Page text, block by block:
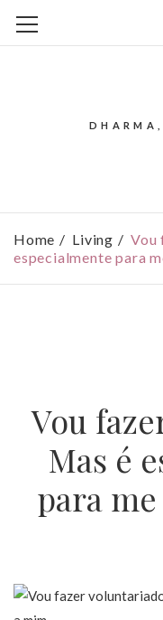
Home Living
Vou
especialmente para
Vou
Mas é
para